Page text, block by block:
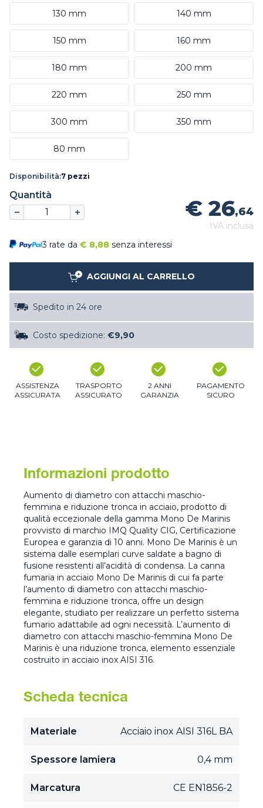
130 mm 140 mm
150 mm 160 mm
180 mm 200 mm
220 mm 250 mm
300 mm 350 mm
80 mm
Disponibilità:7 pezzi
Quantità
€ 26,64
IVA inclusa
3 rate da € 8,88 senza interessi
AGGIUNGI AL CARRELLO
Spedito in 24 ore
Costo spedizione: €9,90
ASSISTENZA
ASSICURATA
TRASPORTO
ASSICURATO
2 ANNI
GARANZIA
PAGAMENTO
SICURO
Informazioni prodotto
Aumento di diametro con attacchi maschio-
femmina e riduzione tronca in acciaio, prodotto di
qualità eccezionale della gamma Mono De Marinis
provvisto di marchio IMQ Quality CIG, Certificazione
Europea e garanzia di 10 anni. Mono De Marinis è un
sistema dalle esemplari curve saldate a bagno di
fusione resistenti all’acidità di condensa. La canna
fumaria in acciaio Mono De Marinis di cui fa parte
l’aumento di diametro con attacchi maschio-
femmina e riduzione tronca, offre un design
elegante, studiato per realizzare un perfetto sistema
fumario adattabile ad ogni necessità. L’aumento di
diametro con attacchi maschio-femmina Mono De
Marinis è una riduzione tronca, elemento essenziale
costruito in acciaio inox AISI 316.
Scheda tecnica
Materiale Acciaio inox AISI 316L BA
Spessore lamiera 0,4 mm
Marcatura CE EN1856-2